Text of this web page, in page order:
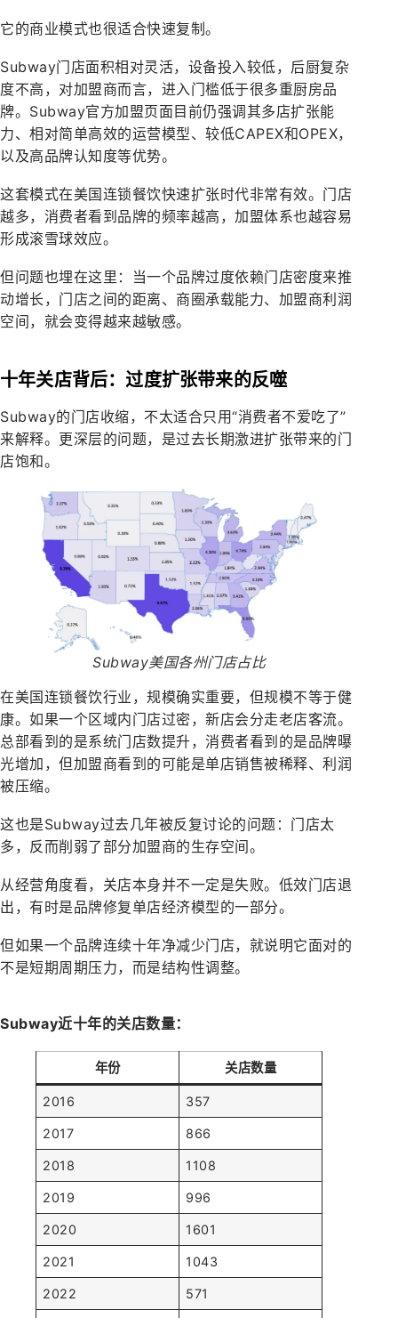
它的商业模式也很适合快速复制。
Subway门店面积相对灵活，设备投入较低，后厨复杂
度不高，对加盟商而言，进入门槛低于很多重厨房品
牌。Subway官方加盟页面目前仍强调其多店扩张能
力、相对简单高效的运营模型、较低CAPEX和OPEX，
以及高品牌认知度等优势。
这套模式在美国连锁餐饮快速扩张时代非常有效。门店
越多，消费者看到品牌的频率越高，加盟体系也越容易
形成滚雪球效应。
但问题也埋在这里：当一个品牌过度依赖门店密度来推
动增长，门店之间的距离、商圈承载能力、加盟商利润
空间，就会变得越来越敏感。
十年关店背后：过度扩张带来的反噬
Subway的门店收缩，不太适合只用“消费者不爱吃了”
来解释。更深层的问题，是过去长期激进扩张带来的门
店饱和。
Subway美国各州门店占比
在美国连锁餐饮行业，规模确实重要，但规模不等于健
康。如果一个区域内门店过密，新店会分走老店客流。
总部看到的是系统门店数提升，消费者看到的是品牌曝
光增加，但加盟商看到的可能是单店销售被稀释、利润
被压缩。
这也是Subway过去几年被反复讨论的问题：门店太
多，反而削弱了部分加盟商的生存空间。
从经营角度看，关店本身并不一定是失败。低效门店退
出，有时是品牌修复单店经济模型的一部分。
但如果一个品牌连续十年净减少门店，就说明它面对的
不是短期周期压力，而是结构性调整。
Subway近十年的关店数量：
年份 关店数量
2016 357
2017 866
2018 1108
2019 996
2020 1601
2021 1043
2022 571